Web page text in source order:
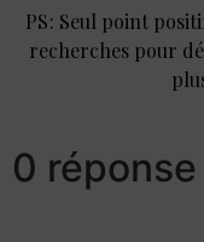
PS : Seul point
recherches pour
0 réponse